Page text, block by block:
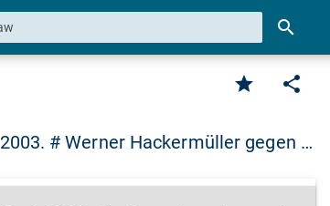
search
star share
# Werner Hackermüller gegen …